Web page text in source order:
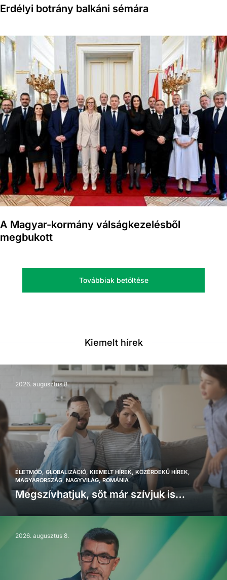
Erdélyi botrány balkáni sémára
A Magyar-kormány válságkezelésből
megbukott
Továbbiak betöltése
Kiemelt hírek
2026. augusztus 8.
ÉLETMÓD GLOBALIZÁCIÓ KIEMELT HÍREK KÖZÉRDEKŰ HÍREK
MAGYARORSZÁG NAGYVILÁG ROMÁNIA
Megszívhatjuk, sőt már szívjuk is…
2026. augusztus 8.